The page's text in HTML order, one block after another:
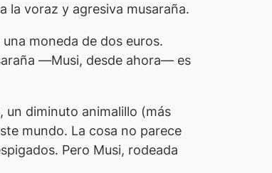
la voraz y agresiva musaraña.
moneda de dos euros.
—Musi, desde ahora— es
un diminuto animalillo (más
mundo. La cosa no parece
Pero Musi, rodeada